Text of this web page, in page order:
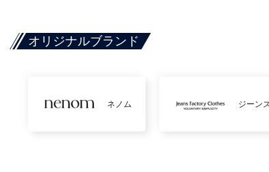
オリジナルブランド
ネノム ジーン